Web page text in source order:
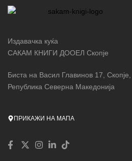
Издавачка куќа
САКАМ КНИГИ ДООЕЛ Скопје
Биста на Васил Главинов 17, Скопје,
Република Северна Македонија
ПРИКАЖИ НА МАПА